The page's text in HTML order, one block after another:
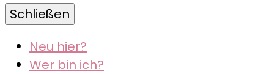
Schließen
Neu hier?
Wer bin ich?